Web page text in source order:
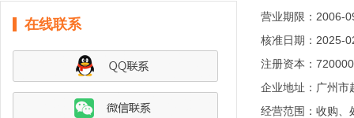
在线联系
营业期限： 2006-
核准日期： 2025-
注册资本：
企业地址： 广州市
经营范围： 收购、